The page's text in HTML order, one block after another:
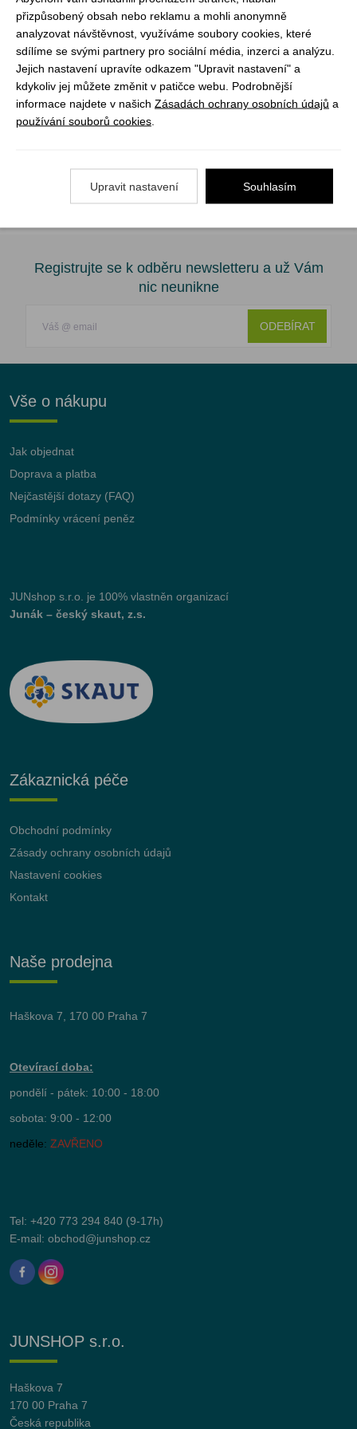
omezení prokrvení.
Monitorujte stav. Pravidelně kontrolujte končetinu, zda
nedochází k otoku, ztrátě barvy nebo citlivosti.
Využitelný rozměr - délka 61 cm x šířka 11 cm
Flat Pack balení (20,5cm x 11cm x 2cm)
Hmotnost 75 g.
PIdeální pro 1 osobu.
Registrujte se k odběru newsletteru a už Vám
nic neunikne
ODEBÍRAT
Vše o nákupu
Jak objednat
Doprava a platba
Nejčastější dotazy (FAQ)
Podmínky vrácení peněz
JUNshop s.r.o.
je 100% vlastněn organizací
Junák – český skaut, z.s.
Zákaznická péče
Obchodní podmínky
Zásady ochrany osobních údajů
Nastavení cookies
Kontakt
Naše prodejna
Haškova 7, 170 00 Praha 7
Otevírací doba:
pondělí - pátek: 10:00 - 18:00
sobota: 9:00 - 12:00
neděle: ZAVŘENO
Tel: +420 773 294 840 (9-17h)
E-mail: obchod@junshop.cz
JUNSHOP s.r.o.
Haškova 7
170 00 Praha 7
Česká republika
přizpůsobený obsah nebo reklamu a mohli anonymně
analyzovat návštěvnost, využíváme soubory cookies, které
sdílíme se svými partnery pro sociální média, inzerci a analýzu.
Jejich nastavení upravíte odkazem "Upravit nastavení" a
kdykoliv jej můžete změnit v patičce webu. Podrobnější
informace najdete v našich Zásadách ochrany osobních údajů a
používání souborů cookies
Upravit nastavení Souhlasím